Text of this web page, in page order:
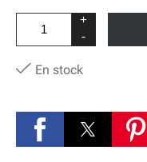
+
-
En stock